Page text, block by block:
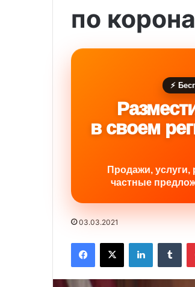
по
⚡
в своем
Продажи, услуги,
частные
03.03.2021
Facebook
X LinkedIn